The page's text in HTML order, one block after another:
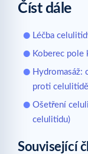
Číst dále
Léčba
Koberec
Hydromasáž:
proti
Ošetření
celulitidu)
Související